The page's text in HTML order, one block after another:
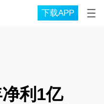
下载APP
利1亿